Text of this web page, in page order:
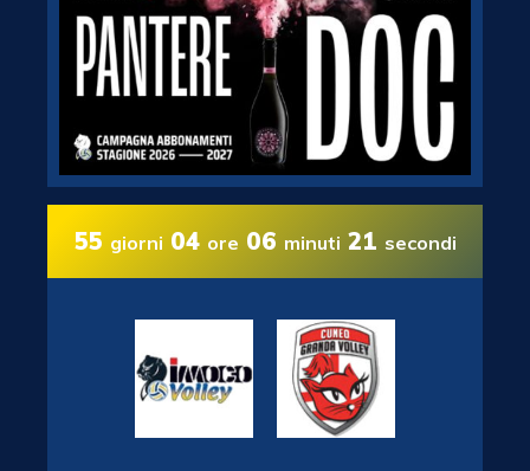
55 giorni 04 ore 06 minuti 20 secondi